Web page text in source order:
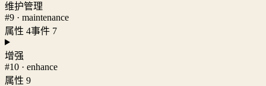
维护管理
#9 · maintenance
属性 4事件 7
增强
#10 · enhance
属性 9